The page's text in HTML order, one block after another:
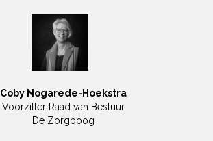
Coby Nogarede-Hoekstra
Voorzitter Raad van Bestuur
De Zorgboog